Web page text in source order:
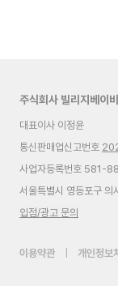
주식회사 빌리지베이비
대표이사 이정윤
통신판매업신고번호
사업자등록번호 581-
서울특별시 영등포구
입점/광고 문의
이용약관 개인정보